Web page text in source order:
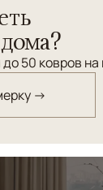
50 ковров на
→